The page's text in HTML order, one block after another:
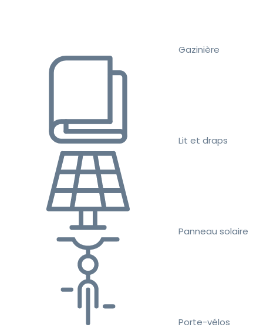
Gazinière
Lit et draps
Panneau solaire
Porte-vélos